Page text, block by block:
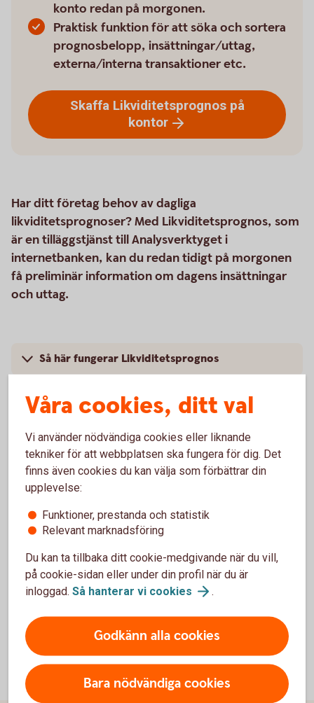
konto redan på morgonen.
Praktisk funktion för att söka och sortera
prognosbelopp, insättningar/uttag,
externa/interna transaktioner etc.
Skaffa Likviditetsprognos på
kontor
Har ditt företag behov av dagliga
likviditetsprognoser? Med Likviditetsprognos, som
är en tilläggstjänst till Analysverktyget i
internetbanken, kan du redan tidigt på morgonen
få preliminär information om dagens insättningar
och uttag.
Så här fungerar Likviditetsprognos
Råd och tips
Pris
Internetbanken
För överblick och affärer, dygnet runt, världen
över
Våra cookies, ditt val
Vi använder nödvändiga cookies eller liknande
tekniker för att webbplatsen ska fungera för dig. Det
finns även cookies du kan välja som förbättrar din
upplevelse:
Funktioner, prestanda och statistik
Relevant marknadsföring
Du kan ta tillbaka ditt cookie-medgivande när du vill,
på cookie-sidan eller under din profil när du är
inloggad. Så hanterar vi cookies .
Godkänn alla cookies
Bara nödvändiga cookies